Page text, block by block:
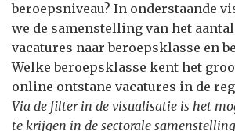
beroepsniveau? In onderstaande
we de samenstelling van het
vacatures naar beroepsklasse en
Welke beroepsklasse kent het
online ontstane vacatures in de
Via de filter in de visualisatie is het
te krijgen in de sectorale